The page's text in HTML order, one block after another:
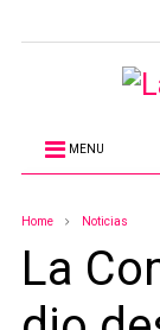
MENU
Home Noticias
La